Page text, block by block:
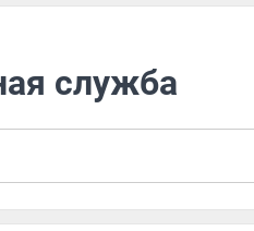
служба